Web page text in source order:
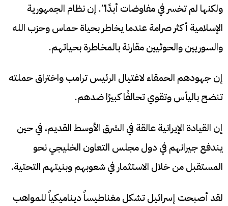
ولكنها لم تخسر في مفاوضات أبدًا”. إن نظام الجمهورية
الإسلامية أكثر صرامة عندما يخاطر بحياة حماس وحزب الله
والسوريين والحوثيين مقارنة بالمخاطرة بحياتهم.
إن جهودهم الحمقاء لاغتيال الرئيس ترامب واختراق حملته
تنضح باليأس وتقوي تحالفًا كبيرًا ضدهم.
إن القيادة الإيرانية عالقة في الشرق الأوسط القديم، في حين
يندفع جيرانهم في دول مجلس التعاون الخليجي نحو
المستقبل من خلال الاستثمار في شعوبهم وبنيتهم ​​التحتية.
لقد أصبحت إسرائيل تشكل مغناطيساً ديناميكياً للمواهب